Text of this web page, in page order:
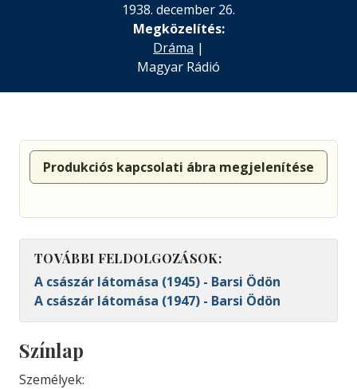
1938. december 26.
Megközelítés:
Dráma |
Magyar Rádió
Produkciós kapcsolati ábra megjelenítése
TOVÁBBI FELDOLGOZÁSOK:
A császár látomása (1945) - Barsi Ödön
A császár látomása (1947) - Barsi Ödön
Színlap
Személyek: